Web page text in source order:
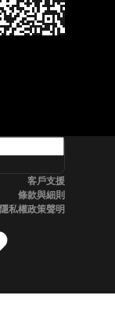
客戶支援
條款與細則
隱私權政策聲明